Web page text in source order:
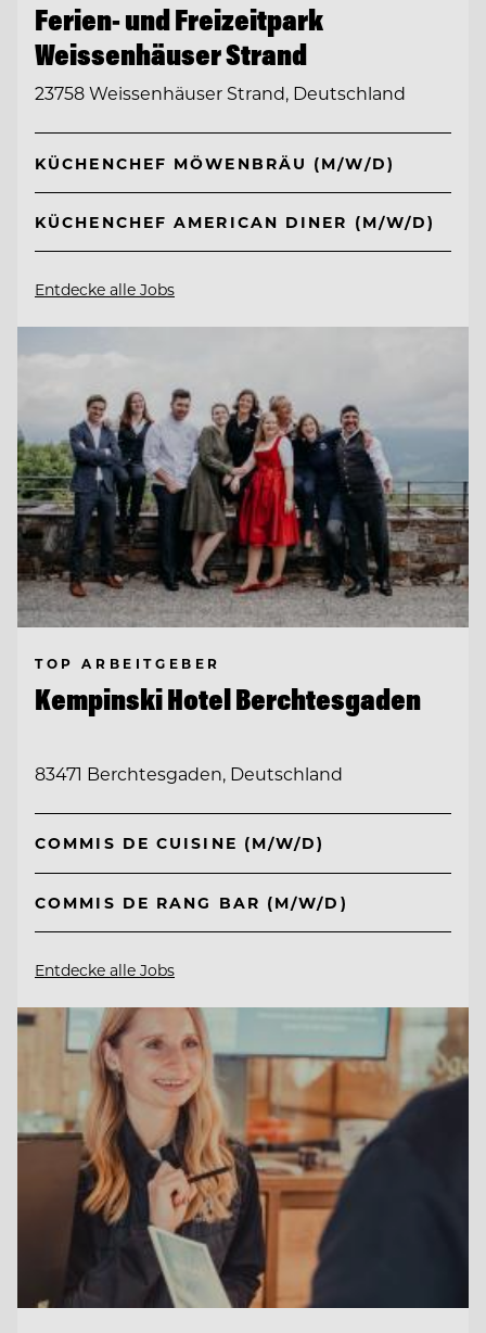
Ferien- und Freizeitpark
Weissenhäuser Strand
23758 Weissenhäuser Strand, Deutschland
KÜCHENCHEF MÖWENBRÄU (M/W/D)
KÜCHENCHEF AMERICAN DINER (M/W/D)
Entdecke alle Jobs
TOP ARBEITGEBER
Kempinski Hotel Berchtesgaden
83471 Berchtesgaden, Deutschland
COMMIS DE CUISINE (M/W/D)
COMMIS DE RANG BAR (M/W/D)
Entdecke alle Jobs